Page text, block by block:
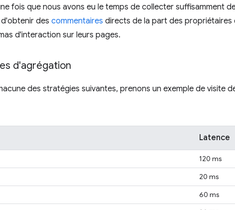
fois que nous avons eu le temps de collecter suffisamment
des commentaires directs de la part des propriétaires
d'interaction sur leurs pages.
d'agrégation
des stratégies suivantes, prenons un exemple de visite
Latence
120 ms
20 ms
60 ms